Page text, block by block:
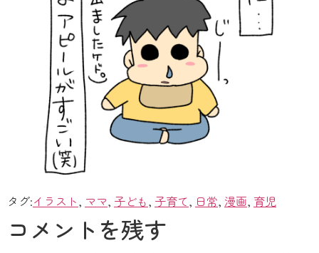
タグ:イラスト, ママ, 子ども, 子育て, 日常, 漫画, 育児
コメントを残す